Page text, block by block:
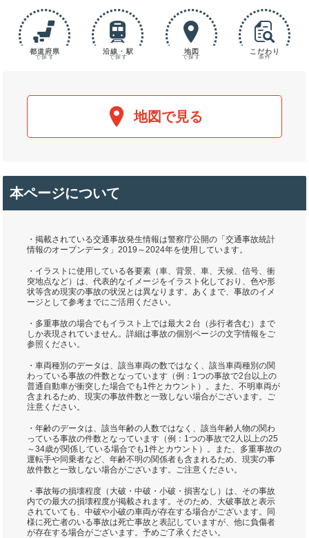
都道府県
で探す
沿線・駅
で探す
地図
で探す
こだわり
条件
地図で見る
本ページについて
・掲載されている交通事故発生情報は警察庁公開の「交通事故統計
情報のオープンデータ」2019～2024年を使用しています。
・イラストに使用している各要素（車、背景、車、天候、信号、衝
突地点など）は、代表的なイメージをイラスト化しており、色や形
状等含め現実の事故の状況とは異なります。あくまで、事故のイメ
ージとして参考までにご活用ください。
・多重事故の場合でもイラスト上では最大２台（歩行者含む）まで
しか表現されていません。詳細は事故の個別ページの文字情報をご
参照ください。
・車両種別のデータは、該当車両の数ではなく、該当車両種別の関
わっている事故の件数となっています（例：1つの事故で2台以上の
普通自動車が衝突した場合でも1件とカウント）。また、不明車両が
含まれるため、現実の事故件数と一致しない場合がございます。ご
注意ください。
・年齢のデータは、該当年齢の人数ではなく、該当年齢人物の関わ
っている事故の件数となっています（例：1つの事故で2人以上の25
～34歳が関係している場合でも1件とカウント）。また、多重事故の
運転手や同乗者など、年齢不明の関係者も含まれるため、現実の事
故件数と一致しない場合がございます。ご注意ください。
・事故毎の損壊程度（大破・中破・小破・損害なし）は、その事故
内での最大の損壊程度が掲載されます。そのため、大破事故と表示
されていても、中破や小破の車両が存在する場合がございます。同
様に死亡者のいる事故は死亡事故と表記していますが、他に負傷者
が存在する場合がございます。予めご了承ください。